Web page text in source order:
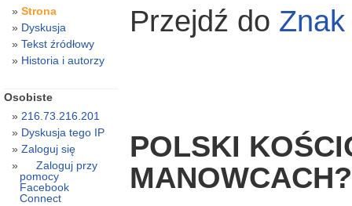
Przejdź do
POLSKI
MANOWCACH?
Strona
Dyskusja
Tekst źródłowy
Historia i autorzy
Osobiste
216.73.216.201
Dyskusja tego IP
Zaloguj się
Zaloguj przy
pomocy
Facebook
Connect